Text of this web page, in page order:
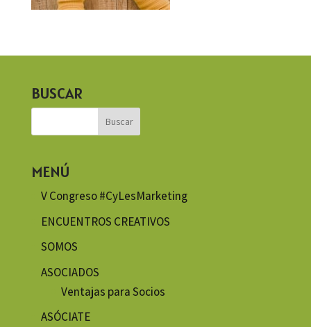
BUSCAR
MENÚ
V Congreso #CyLesMarketing
ENCUENTROS CREATIVOS
SOMOS
ASOCIADOS
Ventajas para Socios
ASÓCIATE